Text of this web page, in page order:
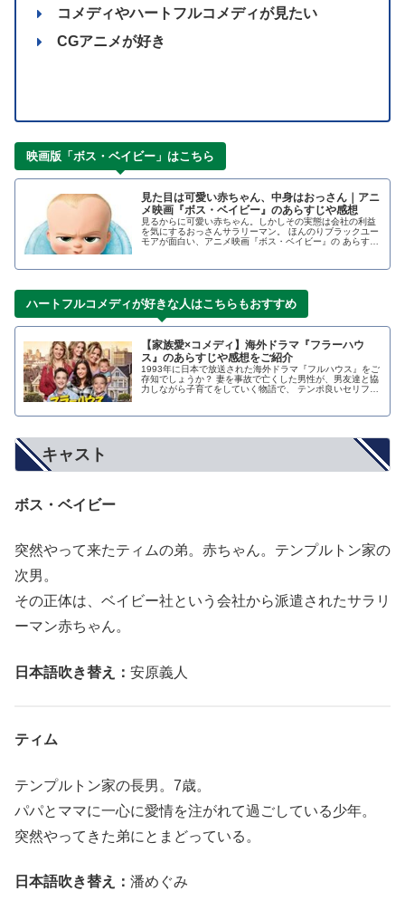
コメディやハートフルコメディが見たい
CGアニメが好き
映画版「ボス・ベイビー」はこちら
見た目は可愛い赤ちゃん、中身はおっさん｜アニ
メ映画『ボス・ベイビー』のあらすじや感想
見るからに可愛い赤ちゃん。しかしその実態は会社の利益
を気にするおっさんサラリーマン。 ほんのりブラックユー
モアが面白い、アニメ映画『ボス・ベイビー』の あらす
ン』についても紹介しています。 弟は中間管理職！？突然
ハートフルコメディが好きな人はこちらもおすすめ
【家族愛×コメディ】海外ドラマ『フラーハウ
ス』のあらすじや感想をご紹介
1993年に日本で放送された海外ドラマ『フルハウス』をご
存知でしょうか？ 妻を事故で亡くした男性が、男友達と協
力しながら子育てをしていく物語で、 テンポ良いセリフと
コメディ」ドラマです。※シチュエーション・コメディ
キャスト
ボス・ベイビー
突然やって来たティムの弟。赤ちゃん。テンプルトン家の
次男。
その正体は、ベイビー社という会社から派遣されたサラリ
ーマン赤ちゃん。
日本語吹き替え： 安原義人
ティム
テンプルトン家の長男。7歳。
パパとママに一心に愛情を注がれて過ごしている少年。
突然やってきた弟にとまどっている。
日本語吹き替え： 潘めぐみ